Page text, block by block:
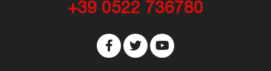
+39 0522 736780